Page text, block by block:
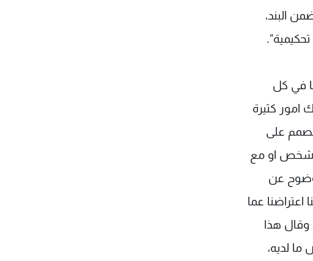
البند،
الى هذه المرحلة نحن في جلسة 8/5/و15/5 و22/5 تحدثنا في كل
اهم البنود انه عليكم ان تخفضوا مصاريفكم، اعدكم انه في جلسة 2/9 هناك امور كثيرة
مصمم على
شخص او مع
وضوح عن
عما
وقال هذا
لديه،